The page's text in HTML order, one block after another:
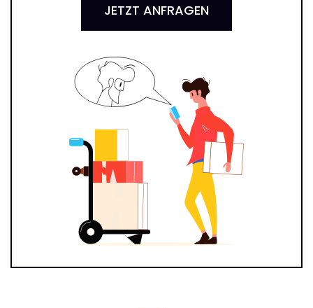
JETZT ANFRAGEN